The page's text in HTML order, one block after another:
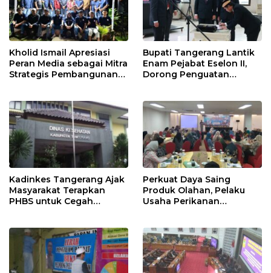
Kholid Ismail Apresiasi
Peran Media sebagai Mitra
Strategis Pembangunan
Bupati Tangerang Lantik
Enam Pejabat Eselon II,
Dorong Penguatan
Kadinkes Tangerang Ajak
Masyarakat Terapkan
PHBS untuk Cegah
Perkuat Daya Saing
Produk Olahan, Pelaku
Usaha Perikanan